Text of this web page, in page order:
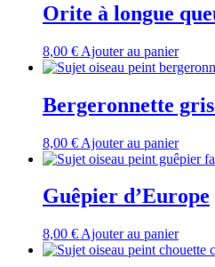
Orite à longue
8,00 € Ajouter au panier
Bergeronnette
8,00 € Ajouter au panier
Guêpier d’Europe
8,00 € Ajouter au panier